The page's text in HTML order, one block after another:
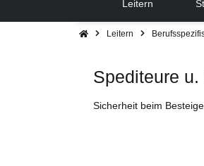
Leitern
Leitern
Spediteure
Sicherheit beim